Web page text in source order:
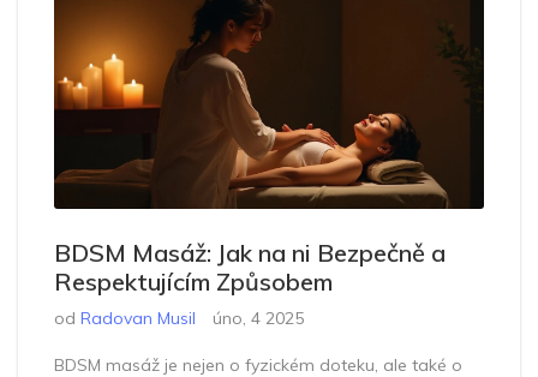
BDSM Masáž: Jak na ni Bezpečně a
Respektujícím Způsobem
od Radovan Musil úno, 4 2025
BDSM masáž je nejen o fyzickém doteku, ale také o